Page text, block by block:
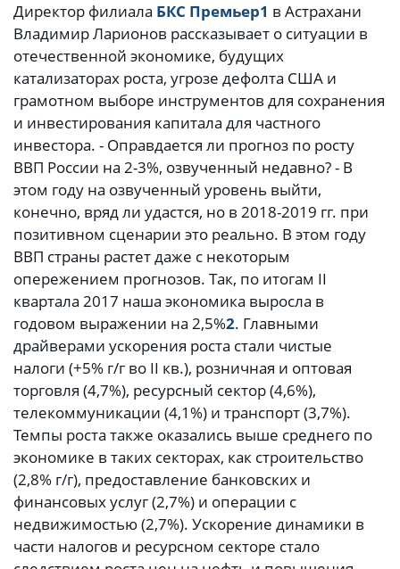
Директор филиала БКС Премьер1 в Астрахани
Владимир Ларионов рассказывает о ситуации в
отечественной экономике, будущих
катализаторах роста, угрозе дефолта США и
грамотном выборе инструментов для сохранения
и инвестирования капитала для частного
инвестора. - Оправдается ли прогноз по росту
ВВП России на 2-3%, озвученный недавно? - В
этом году на озвученный уровень выйти,
конечно, вряд ли удастся, но в 2018-2019 гг. при
позитивном сценарии это реально. В этом году
ВВП страны растет даже с некоторым
опережением прогнозов. Так, по итогам II
квартала 2017 наша экономика выросла в
годовом выражении на 2,5%2. Главными
драйверами ускорения роста стали чистые
налоги (+5% г/г во II кв.), розничная и оптовая
торговля (4,7%), ресурсный сектор (4,6%),
телекоммуникации (4,1%) и транспорт (3,7%).
Темпы роста также оказались выше среднего по
экономике в таких секторах, как строительство
(2,8% г/г), предоставление банковских и
финансовых услуг (2,7%) и операции с
недвижимостью (2,7%). Ускорение динамики в
части налогов и ресурсном секторе стало